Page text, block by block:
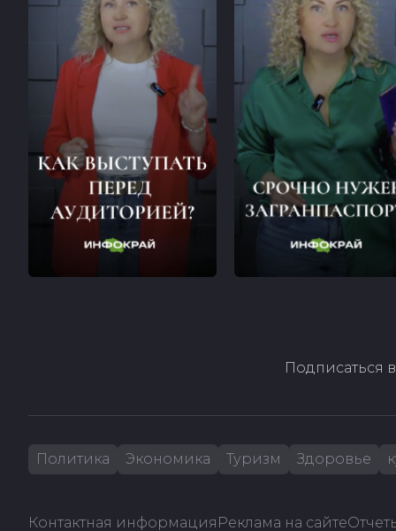
Подписаться
Политика Экономика Туризм Здоровье
Контактная информация Реклама на сайте